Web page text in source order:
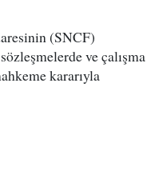
(SNCF)
ve çalışma
kararıyla